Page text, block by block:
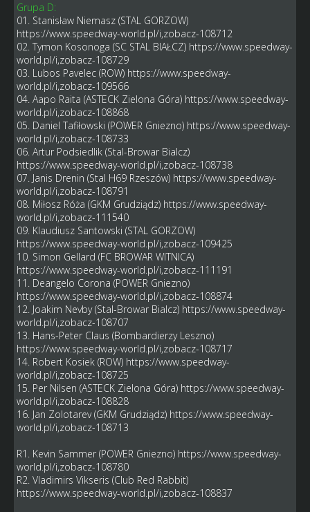
Grupa D:
01. Stanisław Niemasz (STAL GORZOW)
https://www.speedway-world.pl/i,zobacz-108712
02. Tymon Kosonoga (SC STAL BIAŁCZ) https://www.speedway-
world.pl/i,zobacz-108729
03. Lubos Pavelec (ROW) https://www.speedway-
world.pl/i,zobacz-109566
04. Aapo Raita (ASTECK Zielona Góra) https://www.speedway-
world.pl/i,zobacz-108868
05. Daniel Tafiłowski (POWER Gniezno) https://www.speedway-
world.pl/i,zobacz-108733
06. Artur Podsiedlik (Stal-Browar Bialcz)
https://www.speedway-world.pl/i,zobacz-108738
07. Janis Drenin (Stal H69 Rzeszów) https://www.speedway-
world.pl/i,zobacz-108791
08. Miłosz Róża (GKM Grudziądz) https://www.speedway-
world.pl/i,zobacz-111540
09. Klaudiusz Santowski (STAL GORZOW)
https://www.speedway-world.pl/i,zobacz-109425
10. Simon Gellard (FC BROWAR WITNICA)
https://www.speedway-world.pl/i,zobacz-111191
11. Deangelo Corona (POWER Gniezno)
https://www.speedway-world.pl/i,zobacz-108874
12. Joakim Nevby (Stal-Browar Bialcz) https://www.speedway-
world.pl/i,zobacz-108707
13. Hans-Peter Claus (Bombardierzy Leszno)
https://www.speedway-world.pl/i,zobacz-108717
14. Robert Kosiek (ROW) https://www.speedway-
world.pl/i,zobacz-108725
15. Per Nilsen (ASTECK Zielona Góra) https://www.speedway-
world.pl/i,zobacz-108828
16. Jan Zolotarev (GKM Grudziądz) https://www.speedway-
world.pl/i,zobacz-108713
R1. Kevin Sammer (POWER Gniezno) https://www.speedway-
world.pl/i,zobacz-108780
R2. Vladimirs Vikseris (Club Red Rabbit)
https://www.speedway-world.pl/i,zobacz-108837